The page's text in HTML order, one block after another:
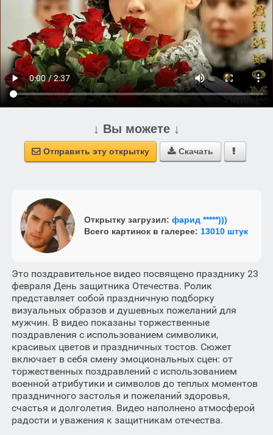
↓ Вы можете ↓
 Отправить эту открытку  Скачать 
Открытку загрузил: фарид *****)))
Всего картинок в галерее: 13010 штук
Это поздравительное видео посвящено празднику 23
февраля День защитника Отечества. Ролик
представляет собой праздничную подборку
визуальных образов и душевных пожеланий для
мужчин. В видео показаны торжественные
поздравления с использованием символики,
красивых цветов и праздничных тостов. Сюжет
включает в себя смену эмоциональных сцен: от
торжественных поздравлений с использованием
военной атрибутики и символов до теплых моментов
праздничного застолья и пожеланий здоровья,
счастья и долголетия. Видео наполнено атмосферой
радости и уважения к защитникам отечества.